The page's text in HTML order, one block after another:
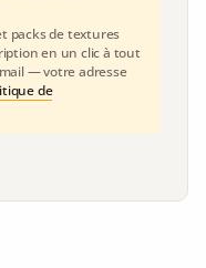
packs de textures
en un clic à tout
— votre adresse
de